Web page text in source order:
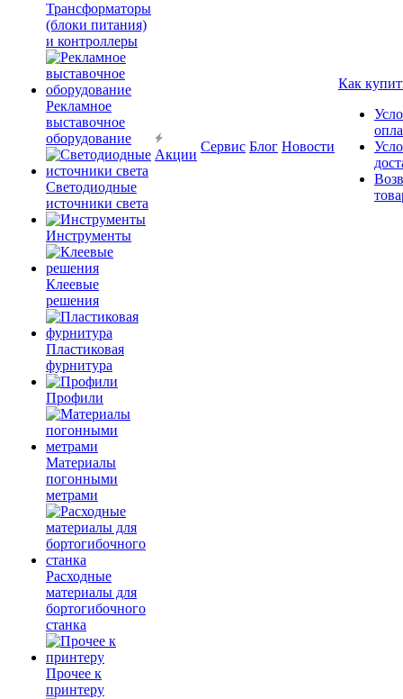
Трансформаторы
(блоки питания)
и контроллеры
Рекламное
выставочное
оборудование
Светодиодные
источники света
Инструменты
Клеевые
решения
Пластиковая
фурнитура
Профили
Материалы
погонными
метрами
Расходные
материалы для
бортогибочного
станка
Прочее к
принтеру
Акции
Сервис Блог Новости
Как